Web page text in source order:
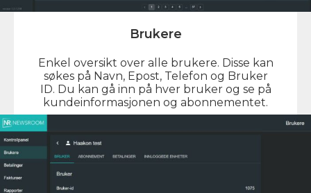
Brukere
Enkel oversikt over alle brukere. Disse kan
søkes på Navn, Epost, Telefon og Bruker
ID. Du kan gå inn på hver bruker og se på
kundeinformasjonen og abonnementet.